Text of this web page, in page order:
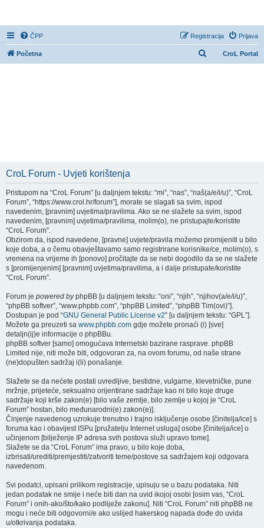
ČPP Prijava
Registracija
CroL Portal
Početna
CroL Forum - Uvjeti korištenja
Pristupom na “CroL Forum” [u daljnjem tekstu: “mi”, “nas”, “naš(a/e/i/u)”, “CroL
Forum”, “https://www.crol.hr/forum”], morate se slagati sa svim, ispod
navedenim, [pravnim] uvjetima/pravilima. Ako se ne slažete sa svim, ispod
navedenim, [pravnim] uvjetima/pravilima, molim(o), ne pristupajte/koristite
“CroL Forum”.
Obzirom da, ispod navedene, [pravne] uvjete/pravila možemo promijeniti u bilo
koje doba, a o čemu obavještavamo samo registrirane korisnike/ce, molim(o), s
vremena na vrijeme ih [ponovo] pročitajte da se nebi dogodilo da se ne slažete
s [promijenjenim] [pravnim] uvjetima/pravilima, a i dalje pristupate/koristite
“CroL Forum”.
Forum je powered byphpBB [u daljnjem tekstu: “oni”, “njih”, “njihov(a/e/i/u)”,
“phpBB softver”, “www.phpbb.com”, “phpBB Limited”, “phpBB Tim(ovi)”].
Dostupan je pod “GNU General Public License v2” [u daljnjem tekstu: “GPL”].
Možete ga preuzeti sa www.phpbb.com gdje možete pronaći (i) [sve]
detaljn(ij)e informacije o phpBBu.
phpBB softver [samo] omogućava Internetski bazirane rasprave. phpBB
Limited nije, niti može biti, odgovoran za, na ovom forumu, od naše strane
(ne)dopušten sadržaj i(li) ponašanje.
Slažete se da nećete postati uvredljive, bestidne, vulgarne, klevetničke, pune
mržnje, prijeteće, seksualno orijentirane sadržaje kao ni bilo koje druge
sadržaje koji krše zakon(e) [bilo vaše zemlje, bilo zemlje u kojoj je “CroL
Forum” hostan, bilo međunarodni(e) zakon(e)].
Činjenje navedenog uzrokuje trenutno i trajno isključenje osobe [činitelja/ice] s
foruma kao i obavijest ISPu [pružatelju Internet usluga] osobe [činitelja/ice] o
učinjenom [bilježenje IP adresa svih postova služi upravo tome].
Slažete se da “CroL Forum” ima pravo, u bilo koje doba,
izbrisati/urediti/premjestiti/zatvoriti teme/postove sa sadržajem koji odgovara
navedenom.
Svi podatci, upisani prilikom registracije, upisuju se u bazu podataka. Niti
jedan podatak ne smije i neće biti dan na uvid ikojoj osobi [osim vas, “CroL
Forum” i onih-ako/što/kako podliježe zakonu]. Niti “CroL Forum” niti phpBB ne
mogu i neće biti odgovorni/e ako uslijed hakerskog napada dođe do uvida
u/otkrivanja podataka.